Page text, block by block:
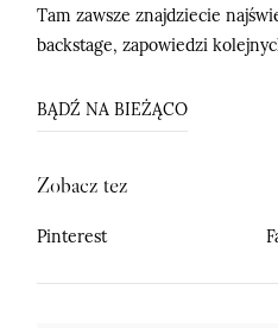
Tam zawsze znajdziecie
backstage, zapowiedzi
BĄDŹ NA BIEŻĄCO
Zobacz tez
Pinterest